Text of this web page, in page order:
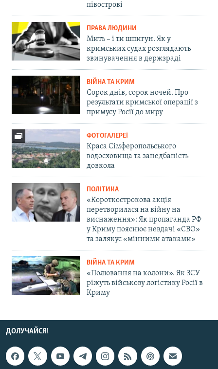
півострові
ПРАВА ЛЮДИНИ
Мить – і ти шпигун. Як у
кримських судах розглядають
звинувачення в держзраді
ВІЙНА ТА КРИМ
Сорок днів, сорок ночей. Про
результати кримської операції з
примусу Росії до миру
ФОТОГАЛЕРЕЇ
Краса Сімферопольського
водосховища та занедбаність
довкола
ПОЛІТИКА
«Короткострокова акція
перетворилася на війну на
виснаження»: Як пропаганда РФ
у Криму пояснює невдачі «СВО»
та залякує «мінними атаками»
ВІЙНА ТА КРИМ
«Полювання на колони». Як ЗСУ
ріжуть військову логістику Росії в
Криму
ДОЛУЧАЙСЯ!